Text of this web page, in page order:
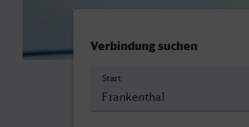
Verbindung suchen
Start